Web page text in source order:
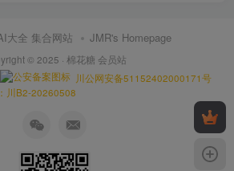
大全 集合网站 JMR's Homepage
© 2025 · 棉花糖 会员站
川公网安备51152402000171号
川B2-20260508